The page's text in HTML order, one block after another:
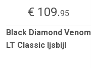
€ 109.95
Black Diamond Venom
LT Classic Ijsbijl